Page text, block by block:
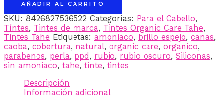
AÑADIR AL CARRITO
SKU: 8426827536522 Categorías: Para el Cabello,
Tíntes, Tintes de marca, Tintes Organic Care Tahe,
Tintes Tahe Etiquetas: amoniaco, brillo espejo, canas,
caoba, cobertura, natural, organic care, organico,
parabenos, perla, ppd , rubio, rubio oscuro, Siliconas,
sin amoniaco, tahe, tinte, tintes
Descripción
Información adicional